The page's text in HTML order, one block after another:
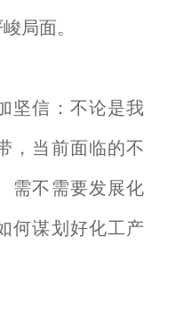
局面。
信：不论是我
，当前面临的不
需不需要发展化
何谋划好化工产